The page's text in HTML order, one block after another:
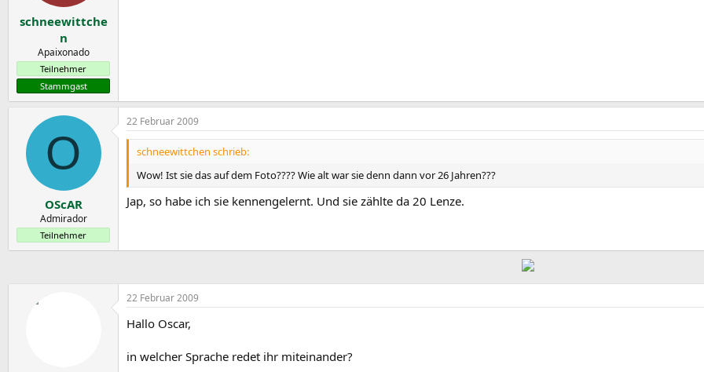
schneewittche
n
Apaixonado
Teilnehmer
Stammgast
O
OScAR
Admirador
Teilnehmer
22 Februar 2009
schneewittchen schrieb:
Wow! Ist sie das auf dem Foto???? Wie alt war sie denn dann vor 26 Jahren???
Jap, so habe ich sie kennengelernt. Und sie zählte da 20 Lenze.
22 Februar 2009
Hallo Oscar,
in welcher Sprache redet ihr miteinander?